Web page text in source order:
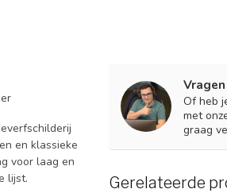
en klassieke
voor laag en
lijst.
Of heb
met
graag
Gerelateerde